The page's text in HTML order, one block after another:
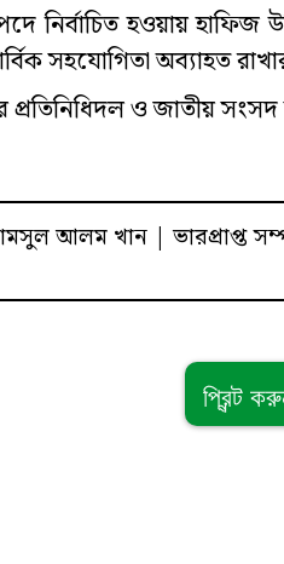
নির্বাচিত হওয়ায়
সহযোগিতা অব্যাহত
প্রতিনিধিদল ও জাতীয়
আলম খান | ভারপ্রাপ্ত
প্রিন্ট